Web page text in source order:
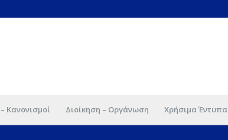
Κανονισμοί Διοίκηση – Οργάνωση Χρήσιμα Έντυπα